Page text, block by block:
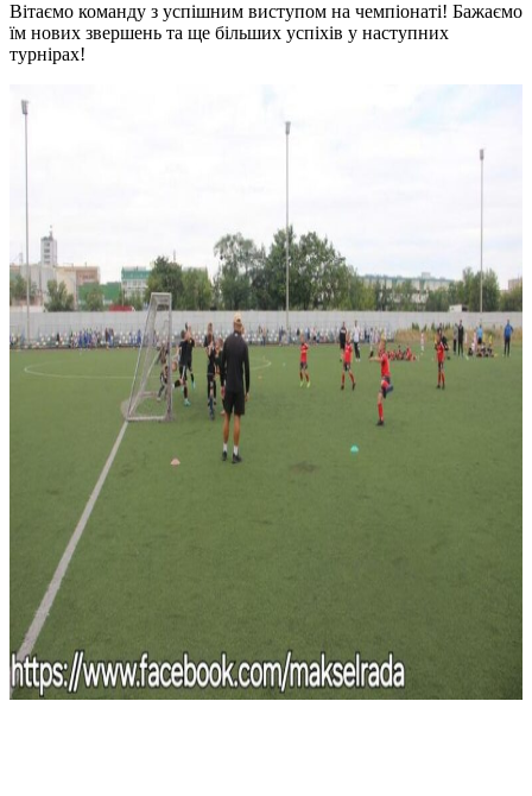
Вітаємо команду з успішним виступом на чемпіонаті! Бажаємо
їм нових звершень та ще більших успіхів у наступних
турнірах!